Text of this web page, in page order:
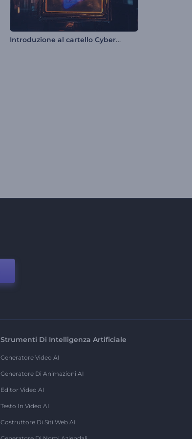
Introduzione al cartello Cyberpunk
Strumenti Di Intelligenza Artificiale
Generatore Video AI
Generatore Di Animazioni AI
Editor Video AI
Testo In Video AI
Costruttore Di Siti Web AI